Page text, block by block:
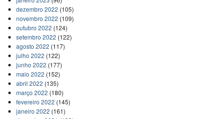
dezembro 2022 (105)
novembro 2022 (109)
outubro 2022 (124)
setembro 2022 (122)
agosto 2022 (117)
julho 2022 (122)
junho 2022 (177)
maio 2022 (152)
abril 2022 (135)
março 2022 (180)
fevereiro 2022 (145)
janeiro 2022 (161)